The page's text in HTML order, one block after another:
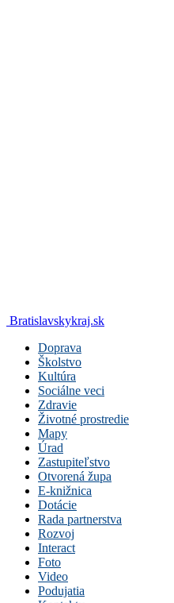
Bratislavskykraj.sk
Doprava
Školstvo
Kultúra
Sociálne veci
Zdravie
Životné prostredie
Mapy
Úrad
Zastupiteľstvo
Otvorená župa
E-knižnica
Dotácie
Rada partnerstva
Rozvoj
Interact
Foto
Video
Podujatia